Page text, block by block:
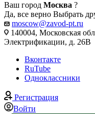
Ваш город Москва ?
Да, все верно Выбрать
moscow@zavod-pt.ru
140004, Московская
Электрификации, д. 26В
Вконтакте
RuTube
Одноклассники
Регистрация
Войти